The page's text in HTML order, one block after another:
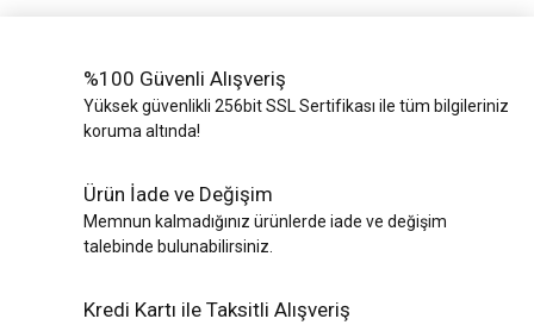
%100 Güvenli Alışveriş
Yüksek güvenlikli 256bit SSL Sertifikası ile tüm bilgileriniz
koruma altında!
Ürün İade ve Değişim
Memnun kalmadığınız ürünlerde iade ve değişim
talebinde bulunabilirsiniz.
Kredi Kartı ile Taksitli Alışveriş